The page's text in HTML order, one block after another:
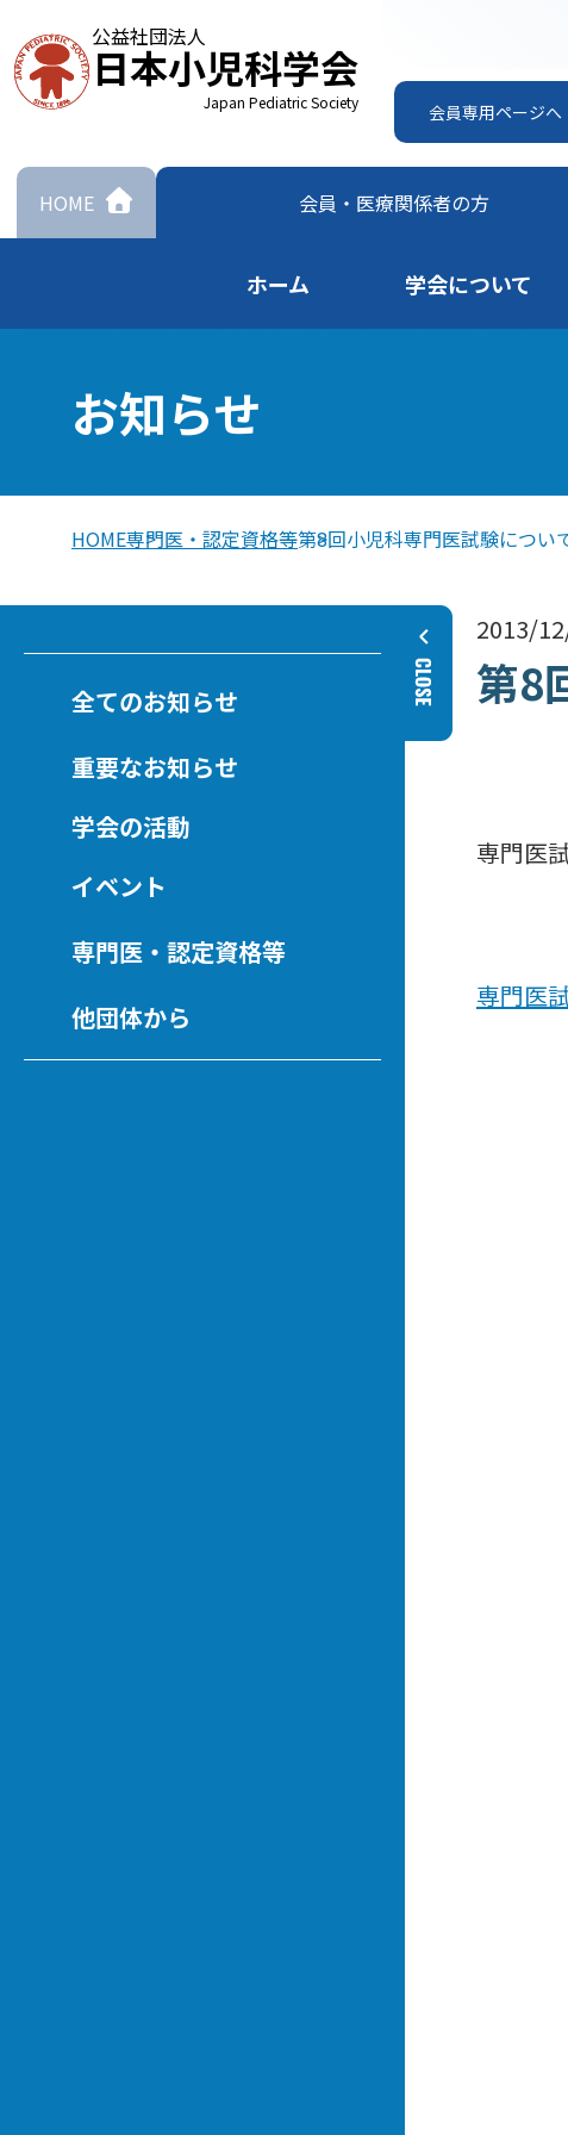
公益社団法人
日本小児科学会
Japan Pediatric Society 会員専用ページへ
HOME 会員・ 医療関係者の方
ホーム 学会について
お知らせ
HOME専門医・認定資格等第8回小児科専門医試験につい
全てのお知らせ
重要なお知らせ
学会の活動
イベント
専門医・認定資格等
他団体から
2013/
第8
専門医
専門医